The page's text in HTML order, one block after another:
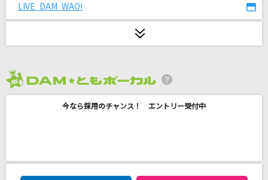
Flamingo
[生音]春を愛する人
GLAY
IRIS OUT(ビデオクリップバージョン)
[生音]真夏の果実
LIVE DAM WAO!
今なら採用のチャンス！ エントリー受付中
DAM★ともボーカルエントリーランキング